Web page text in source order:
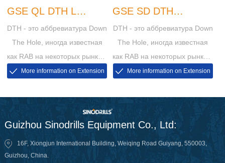
GSE QL DTH L
Молоток
DTH - это аббревиатура Down
The Hole, иногда известная
как RAB на некоторых рынках,
тогда RAB - это аббревиатура
взрыва.
More information on Extension
GSE SD DTH
Молоток
DTH - это аббревиатура Down
The Hole, иногда известная
как RAB на некоторых рынках,
тогда RAB - это аббревиатура
взрыва.
More information on Extension
Guizhou Sinodrills Equipment Co., Ltd:
16F, Xiongjun International Building, Weiqing Road Guiyang, 550003,
Guizhou, China.